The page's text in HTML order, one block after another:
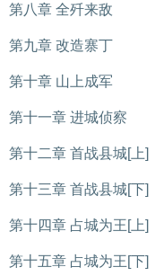
第八章 全歼来敌
第九章 改造寨丁
第十章 山上成军
第十一章 进城侦察
第十二章 首战县城[上]
第十三章 首战县城[下]
第十四章 占城为王[上]
第十五章 占城为王[下]